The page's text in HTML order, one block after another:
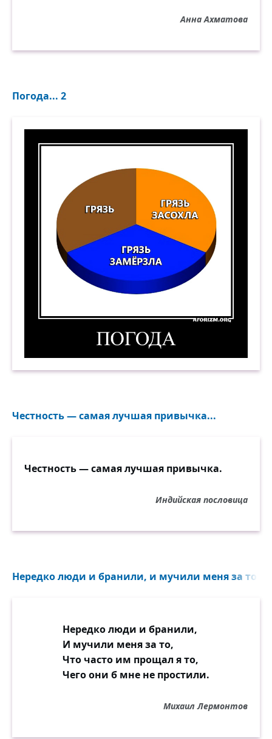
Анна Ахматова
Погода... 2
Погода. 2. (Грязь, грязь засохла, грязь
Честность — самая лучшая привычка...
Честность — самая лучшая привычка.
Индийская пословица
Нередко люди и бранили, и мучили меня за то...
Нередко люди и бранили,
И мучили меня за то,
Что часто им прощал я то,
Чего они б мне не простили.
Михаил Лермонтов